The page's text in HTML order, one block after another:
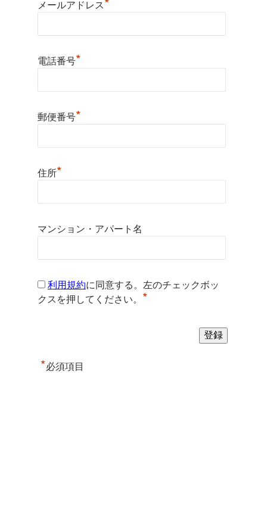
メールアドレス
電話番号*
郵便番号*
住所*
マンション・アパート名
利用規約に同意する。左のチェックボッ
クスを押してください。 *
*必須項目